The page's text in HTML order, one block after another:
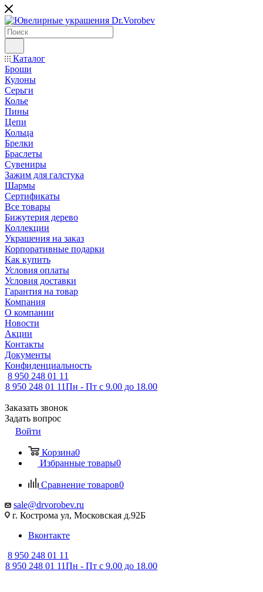
Каталог
Броши
Кулоны
Серьги
Колье
Пины
Цепи
Кольца
Брелки
Браслеты
Сувениры
Зажим для галстука
Шармы
Сертификаты
Все товары
Бижутерия дерево
Коллекции
Украшения на заказ
Корпоративные подарки
Как купить
Условия оплаты
Условия доставки
Гарантия на товар
Компания
О компании
Новости
Акции
Контакты
Документы
Конфиденциальность
8 950 248 01 11
8 950 248 01 11Пн - Пт с 9.00 до 18.00
Заказать звонок
Задать вопрос
Войти
Корзина0
Избранные товары0
Сравнение товаров0
sale@drvorobev.ru
г. Кострома ул, Московская д.92Б
Вконтакте
8 950 248 01 11
8 950 248 01 11Пн - Пт с 9.00 до 18.00